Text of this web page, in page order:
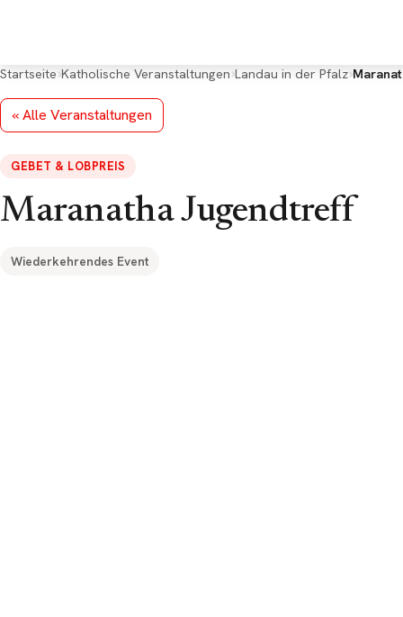
Startseite Katholische Veranstaltungen Landau in der Pfalz
« Alle Veranstaltungen
GEBET & LOBPREIS
Maranatha Jugendtreff
Wiederkehrendes Event
Deine Rückmeldung *
E-Mail (optional, für Rückfragen)